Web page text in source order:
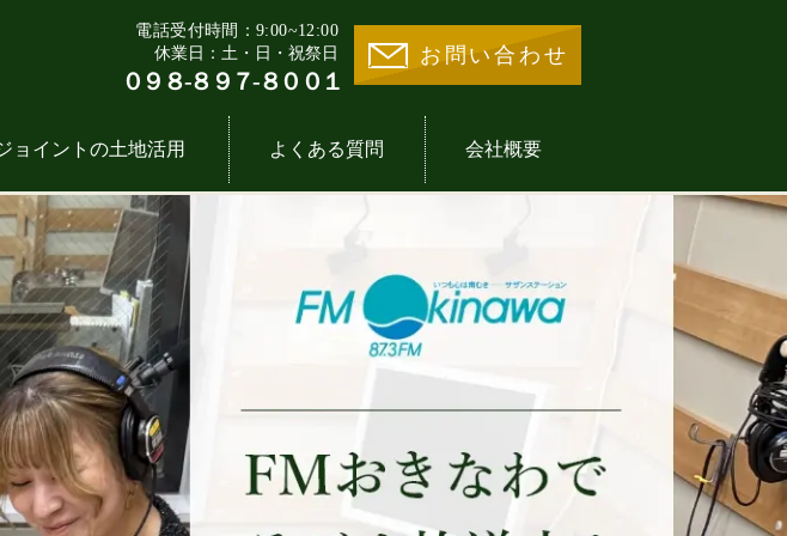
電話受付時間：9:00~12:00
休業日：土・日・祝祭日
０９８-８９７-８００１
お問い合わせ
覧
一覧 分譲住宅一覧
業一覧
ョイントの土地活用 よくある質問 会社概要